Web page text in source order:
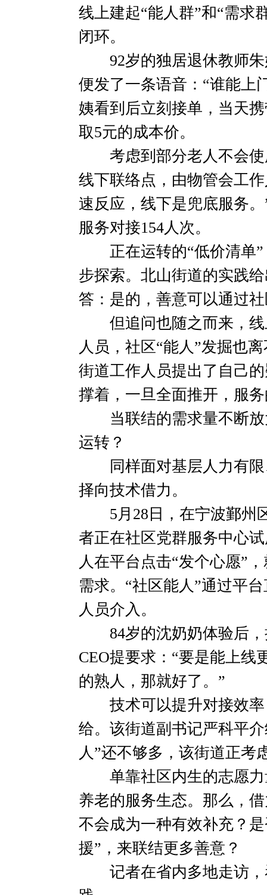
线上建起“能人群”和“需求
闭环。
92岁的独居退休教师朱
便发了一条语音：“谁能上
姨看到后立刻接单，当天
取5元的成本价。
考虑到部分老人不会使
线下联络点，由物管会工
速反应，线下是兜底服务
服务对接154人次。
正在运转的“低价清单”
步探索。北山街道的实践
答：是的，善意可以通过
但追问也随之而来，线
人员，社区“能人”发掘也
街道工作人员提出了自己
撑着，一旦全面推开，服
当联结的需求量不断放
运转？
同样面对基层人力有限
择向技术借力。
5月28日，在宁波鄞州
者正在社区党群服务中心
人在平台点击“发个心愿”
需求。“社区能人”通过平
人员介入。
84岁的沈奶奶体验后，
CEO提要求：“要是能上线
的熟人，那就好了。”
技术可以提升对接效率
给。该街道副书记严科平
人”还不够多，该街道正考
单靠社区内生的志愿力
养老的服务生态。那么，
不会成为一种有效补充？
援”，来联结更多善意？
记者在省内多地走访，